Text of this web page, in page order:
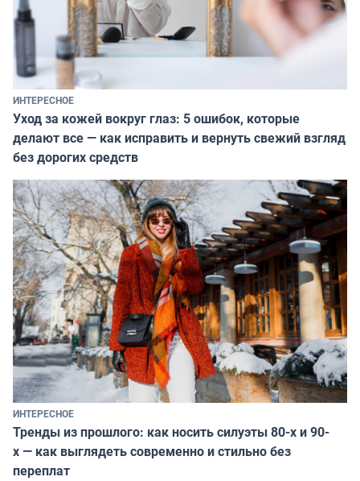
ИНТЕРЕСНОЕ
Уход за кожей вокруг глаз: 5 ошибок, которые
делают все — как исправить и вернуть свежий взгляд
без дорогих средств
ИНТЕРЕСНОЕ
Тренды из прошлого: как носить силуэты 80-х и 90-
х — как выглядеть современно и стильно без
переплат